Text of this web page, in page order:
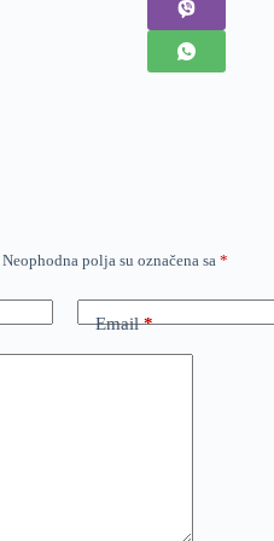
Neophodna polja su označena sa *
Email*